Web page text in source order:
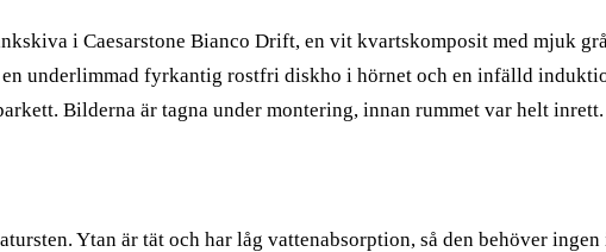
i Caesarstone Bianco Drift, en vit kvartskomposit med mjuk
underlimmad fyrkantig rostfri diskho i hörnet och en infälld
Bilderna är tagna under montering, innan rummet var helt inrett.
Ytan är tät och har låg vattenabsorption, så den behöver